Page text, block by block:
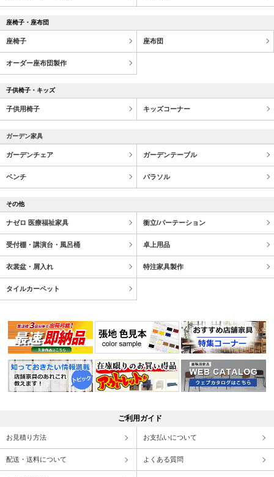
座椅子・座布団
座椅子 座布団
オーダー座布団製作
子供椅子・キッズ
子供用椅子 キッズコーナー
ガーデン家具
ガーデンチェア ガーデンテーブル
ベンチ パラソル
その他
ナゼロ 医療福祉家具 衝立/パーテーション
受付棚・講演台・風呂桶 卓上用品
衣裳盆・屑入れ 特注家具製作
タイルカーペット
ご利用ガイド
お見積り方法 お支払いについて
配送・送料について よくある質問